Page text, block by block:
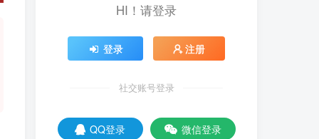
HI！请登录
登录 注册
社交账号登录
QQ登录
微信登录